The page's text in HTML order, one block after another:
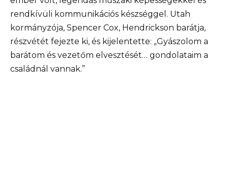
rendkívüli kommunikációs készséggel. Utah
kormányzója, Spencer Cox, Hendrickson barátja,
részvétét fejezte ki, és kijelentette: „Gyászolom a
barátom és vezetőm elvesztését… gondolataim a
családnál vannak.”